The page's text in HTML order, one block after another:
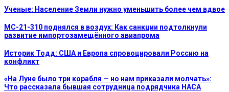
Ученые: Население Земли нужно уменьшить более чем вдвое
МС-21-310 поднялся в воздух: Как санкции подтолкнули
развитие импортозамещённого авиапрома
Историк Тодд: США и Европа спровоцировали Россию на
конфликт
«На Луне было три корабля — но нам приказали молчать»:
Что рассказала бывшая сотрудница подрядчика НАСА